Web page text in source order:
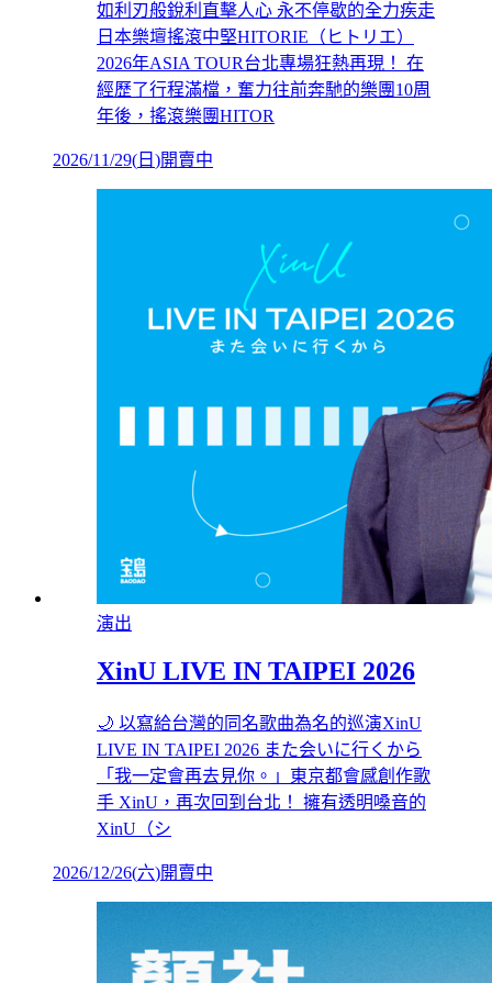
如利刃般銳利直擊人心 永不停歇的全力疾走
日本樂壇搖滾中堅HITORIE（ヒトリエ）
2026年ASIA TOUR台北專場狂熱再現！ 在
經歷了行程滿檔，奮力往前奔馳的樂團10周
年後，搖滾樂團HITOR
2026/11/29( 日 )開賣中
演出
XinU LIVE IN TAIPEI 2026
🌙 以寫給台灣的同名歌曲為名的巡演XinU
LIVE IN TAIPEI 2026 また会いに行くから
「我一定會再去見你。」東京都會感創作歌
手 XinU，再次回到台北！ 擁有透明嗓音的
XinU（シ
2026/12/26(六)開賣中